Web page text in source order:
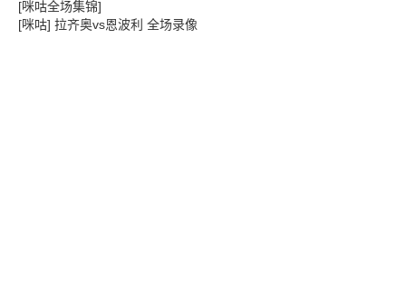
[咪咕全场集锦]
[咪咕] 拉齐奥vs恩波利 全场录像